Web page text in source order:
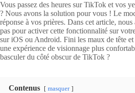
Vous passez des heures sur TikTok et vos
? Nous avons la solution pour vous ! Le
réponse à vos prières. Dans cet article,
pas pour activer cette fonctionnalité sur
sur iOS ou Android. Fini les maux de tête
une expérience de visionnage plus
basculer du côté obscur de TikTok ?
Contenus masquer